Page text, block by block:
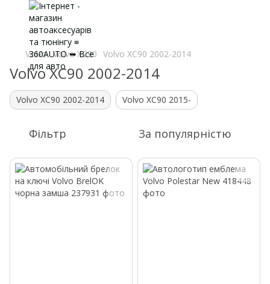
Volvo Volvo XC90 Volvo XC90 2002-2014
Volvo XC90 2002-2014
Volvo XC90 2002-2014 Volvo XC90 2015-
Фільтр За популярністю